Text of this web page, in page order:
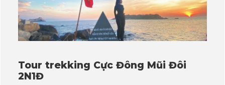
Tour trekking Cực Đông Mũi Đôi
2N1Đ